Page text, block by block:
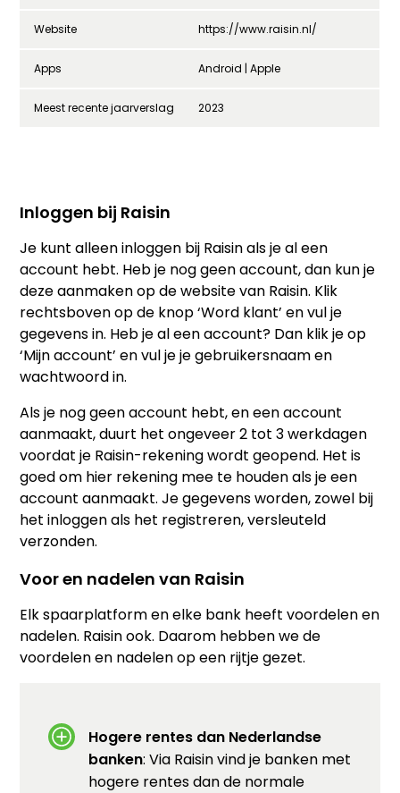
Website https://www.raisin.nl/
Apps Android | Apple
Meest recente jaarverslag 2023
Inloggen bij Raisin
Je kunt alleen inloggen bij Raisin als je al een
account hebt. Heb je nog geen account, dan kun je
deze aanmaken op de website van Raisin. Klik
rechtsboven op de knop ‘Word klant’ en vul je
gegevens in. Heb je al een account? Dan klik je op
‘Mijn account’ en vul je je gebruikersnaam en
wachtwoord in.
Als je nog geen account hebt, en een account
aanmaakt, duurt het ongeveer 2 tot 3 werkdagen
voordat je Raisin-rekening wordt geopend. Het is
goed om hier rekening mee te houden als je een
account aanmaakt. Je gegevens worden, zowel bij
het inloggen als het registreren, versleuteld
verzonden.
Voor en nadelen van Raisin
Elk spaarplatform en elke bank heeft voordelen en
nadelen. Raisin ook. Daarom hebben we de
voordelen en nadelen op een rijtje gezet.
Hogere rentes dan Nederlandse
banken: Via Raisin vind je banken met
hogere rentes dan de normale